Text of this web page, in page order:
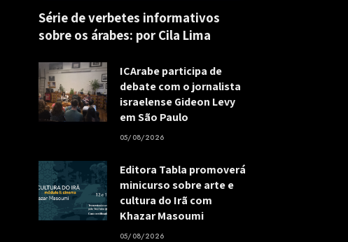
Série de verbetes informativos
sobre os árabes: por Cila Lima
ICArabe participa de
debate com o jornalista
israelense Gideon Levy
em São Paulo
05/08/2026
Editora Tabla promoverá
minicurso sobre arte e
cultura do Irã com
Khazar Masoumi
05/08/2026